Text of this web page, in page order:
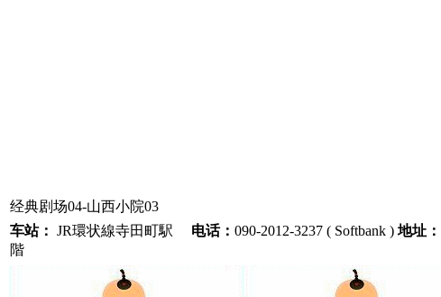
经典剧场04-山西小院03
车站： JR環状線寺田町駅 电话： 090-2012-3237 ( Softbank ) 地址：
階